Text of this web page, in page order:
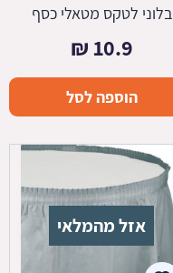
בלוני לטקס מטאלי כסף
10.9
₪
הוספה לסל
אזל מהמלאי